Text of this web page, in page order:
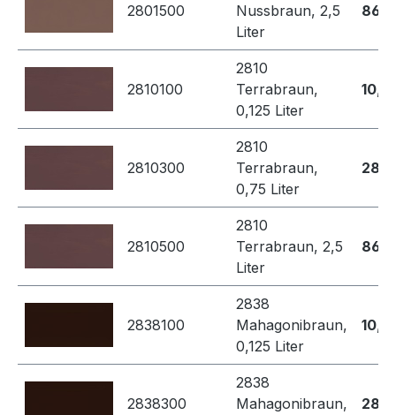
2801500
Nussbraun, 2,5
Liter
2810100
2810
Terrabraun,
0,125 Liter
2810300
2810
Terrabraun,
0,75 Liter
2810500
2810
Terrabraun, 2,5
Liter
2838100
2838
Mahagonibraun,
0,125 Liter
2838300
2838
Mahagonibraun,